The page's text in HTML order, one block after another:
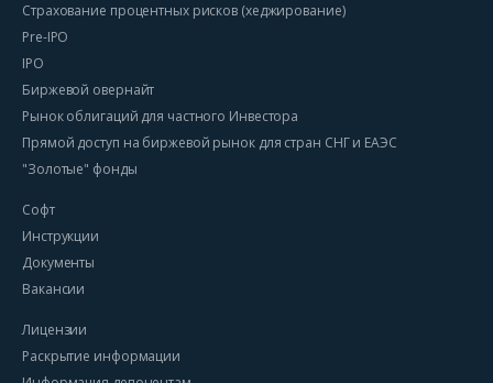
Страхование процентных рисков (хеджирование)
Pre-IPO
IPO
Биржевой овернайт
Рынок облигаций для частного Инвестора
Прямой доступ на биржевой рынок для стран СНГ и ЕАЭС
"Золотые" фонды
Софт
Инструкции
Документы
Вакансии
Лицензии
Раскрытие информации